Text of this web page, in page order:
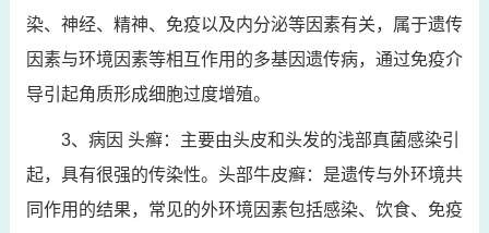
染、神经、精神、免疫以及内分泌等因素有关，属于遗传
因素与环境因素等相互作用的多基因遗传病，通过免疫介
导引起角质形成细胞过度增殖。
3、病因 头癣：主要由头皮和头发的浅部真菌感染引
起，具有很强的传染性。头部牛皮癣：是遗传与外环境共
同作用的结果，常见的外环境因素包括感染、饮食、免疫